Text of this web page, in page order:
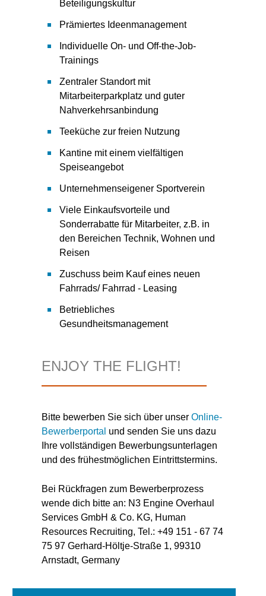
Beteiligungskultur
Prämiertes Ideenmanagement
Individuelle On- und Off-the-Job-
Trainings
Zentraler Standort mit
Mitarbeiterparkplatz und guter
Nahverkehrsanbindung
Teeküche zur freien Nutzung
Kantine mit einem vielfältigen
Speiseangebot
Unternehmenseigener Sportverein
Viele Einkaufsvorteile und
Sonderrabatte für Mitarbeiter, z.B. in
den Bereichen Technik, Wohnen und
Reisen
Zuschuss beim Kauf eines neuen
Fahrrads/ Fahrrad - Leasing
Betriebliches
Gesundheitsmanagement
ENJOY THE FLIGHT!
Bitte bewerben Sie sich über unser Online-
Bewerberportal und senden Sie uns dazu
Ihre vollständigen Bewerbungsunterlagen
und des frühestmöglichen Eintrittstermins.
Bei Rückfragen zum Bewerberprozess
wende dich bitte an: N3 Engine Overhaul
Services GmbH & Co. KG, Human
Resources Recruiting, Tel.: +49 151 - 67 74
75 97 Gerhard-Höltje-Straße 1, 99310
Arnstadt, Germany